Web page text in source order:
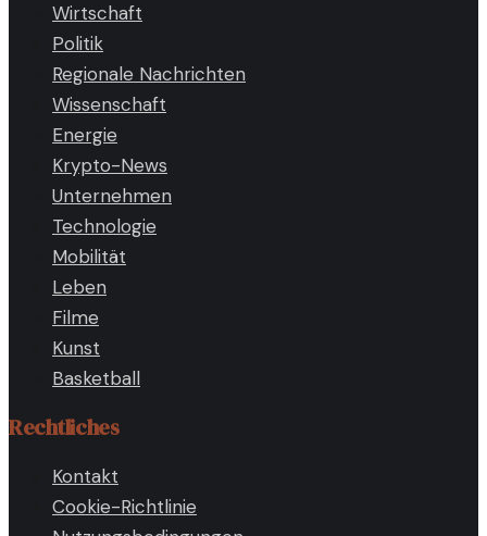
Wirtschaft
Politik
Regionale Nachrichten
Wissenschaft
Energie
Krypto-News
Unternehmen
Technologie
Mobilität
Leben
Filme
Kunst
Basketball
Rechtliches
Kontakt
Cookie-Richtlinie